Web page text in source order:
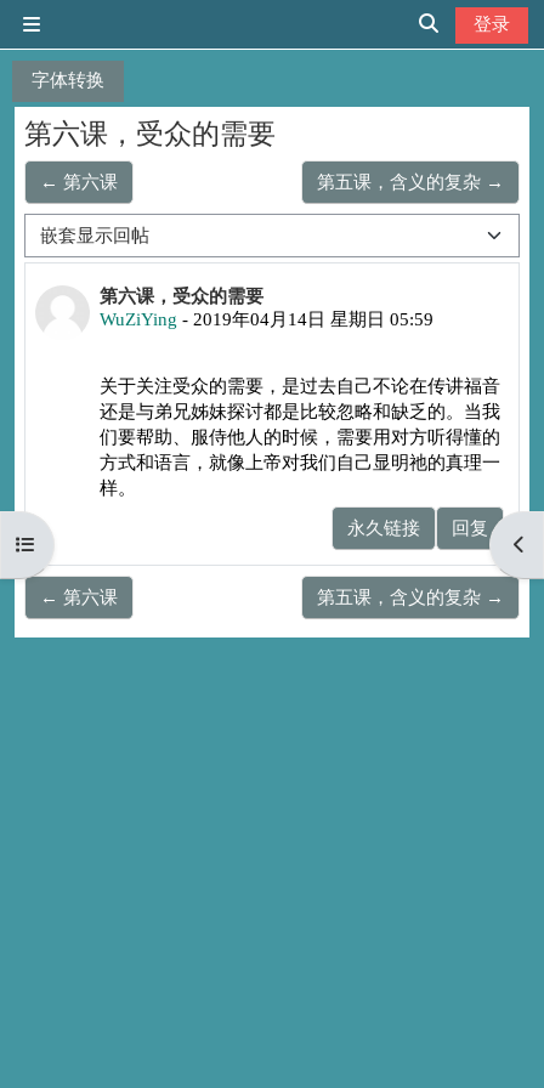
字体转换
切换搜索输入
登录
打开课程索引 打
第六课，受众的需要
← 第六课 第五课，含义的复杂 →
显示模式
第六课，受众的需要
WuZiYing - 2019年04月14日 星期日 05:59
回帖数：0
关于关注受众的需要，是过去自己不论在传讲福音
还是与弟兄姊妹探讨都是比较忽略和缺乏的。当我
们要帮助、服侍他人的时候，需要用对方听得懂的
方式和语言，就像上帝对我们自己显明祂的真理一
样。
永久链接
回复
← 第六课 第五课，含义的复杂 →